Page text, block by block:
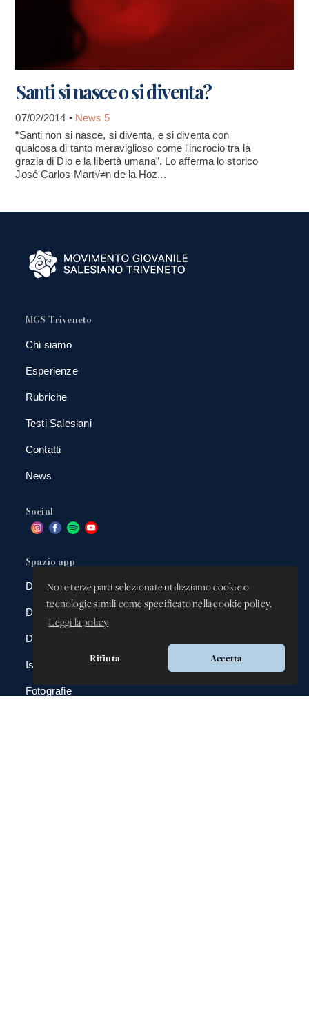
Noi e terze parti selezionate utilizziamo cookie o
tecnologie simili come specificato nella cookie policy.
Leggi la policy
Rifiuta Accetta
Santi si nasce o si diventa?
07/02/2014 • News 5
“Santi non si nasce, si diventa, e si diventa con
qualcosa di tanto meraviglioso come l'incrocio tra la
grazia di Dio e la libertà umana”. Lo afferma lo storico
José Carlos Mart√≠n de la Hoz...
MGS Triveneto
Chi siamo
Esperienze
Rubriche
Testi Salesiani
Contatti
News
Social
Spazio app
DBAnima
DBContest
DBDrive
Iscrizioni
Fotografie